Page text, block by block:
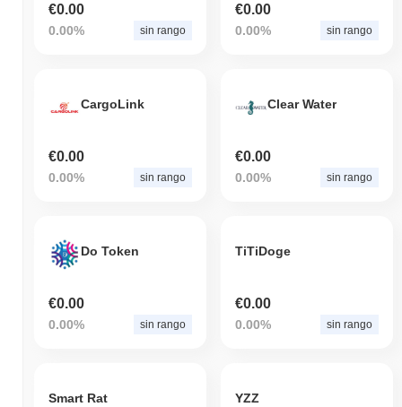
€0.00
0.00% sin rango
€0.00
0.00% sin rango
CargoLink
€0.00
0.00% sin rango
Clear Water
€0.00
0.00% sin rango
Do Token
€0.00
0.00% sin rango
TiTiDoge
€0.00
0.00% sin rango
Smart Rat YZZ